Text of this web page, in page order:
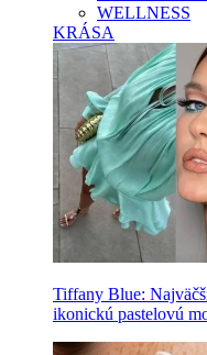
WELLNESS
KRÁSA
Tiffany Blue:
ikonickú pastelovú